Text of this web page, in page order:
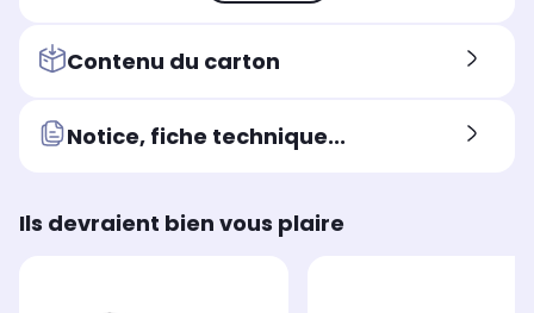
Contenu du carton
Notice, fiche technique...
Ils devraient bien vous plaire